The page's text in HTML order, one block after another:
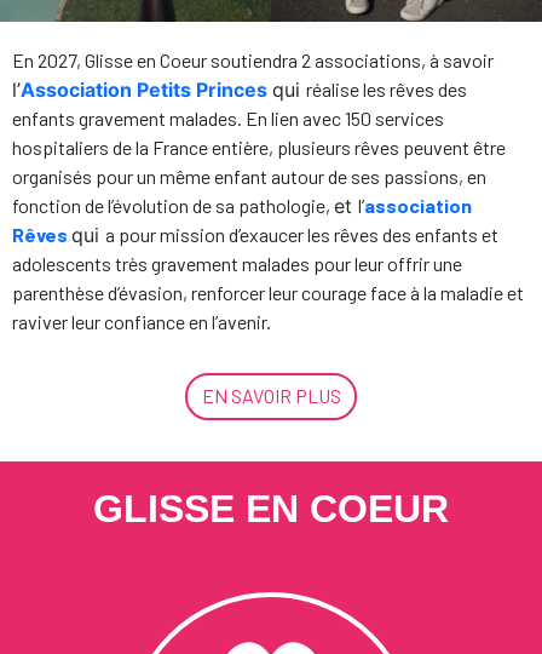
En 2027, Glisse en Coeur soutiendra 2 associations, à savoir
l’Association Petits Princes qui réalise les rêves des
enfants gravement malades. En lien avec 150 services
hospitaliers de la France entière, plusieurs rêves peuvent être
organisés pour un même enfant autour de ses passions, en
fonction de l’évolution de sa pathologie, et l’association
Rêves qui a pour mission d’exaucer les rêves des enfants et
adolescents très gravement malades pour leur offrir une
parenthèse d’évasion, renforcer leur courage face à la maladie et
raviver leur confiance en l’avenir.
EN SAVOIR PLUS
GLISSE EN COEUR